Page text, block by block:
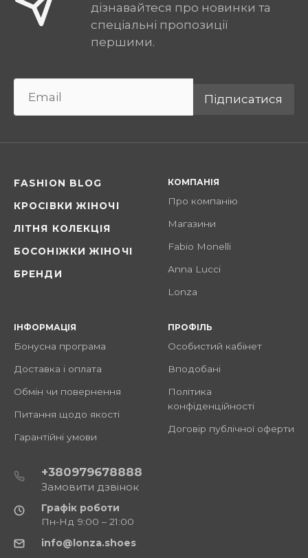
дізнавайтеся про новинки та
спеціальні пропозиції
першими.
Підписатися
FASHION BLOG
КРОСІВКИ ЖІНОЧІ
ЛІТНЯ КОЛЕКЦІЯ
БОСОНІЖКИ ЖІНОЧІ
БРЕНДИ
КОМПАНІЯ
Про компанію
Магазини
Fabio Monelli
Anna Lucci
Lonza
ІНФОРМАЦІЯ
Бонусна програма
Доставка і оплата
Обмін чи повернення
Питання щодо якості
Гарантійні умови
ПРОФІЛЬ
Особистий кабінет
Вподобані
Політика
конфіденційності
Договір публічної оферти
+380979678888
Замовити дзвінок
Графік роботи
Пн-Нд 9:00 – 21:00
info@lonza.shoes